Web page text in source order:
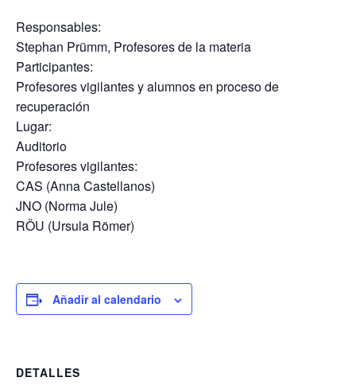
Responsables:
Stephan Prümm, Profesores de la materia
Participantes:
Profesores vigilantes y alumnos en proceso de
recuperación
Lugar:
Auditorio
Profesores vigilantes:
CAS (Anna Castellanos)
JNO (Norma Jule)
RÖU (Ursula Römer)
Añadir al calendario
DETALLES